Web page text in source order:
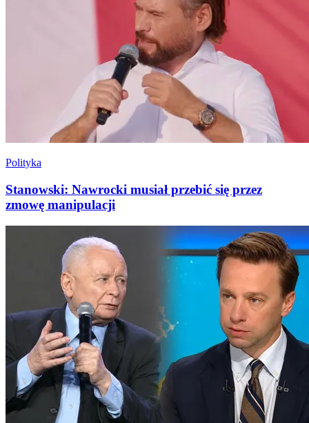
Polityka
Stanowski: Nawrocki musiał przebić się przez
zmowę manipulacji